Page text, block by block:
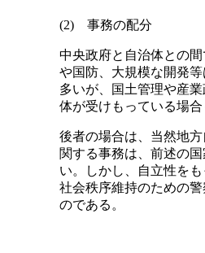
(2) 事務の配分
中央政府と自治体との
や国防、大規模な開発
多いが、国土管理や産
体が受けもっている場合
後者の場合は、当然地
関する事務は、前述の
い。しかし、自立性を
社会秩序維持のための
のである。